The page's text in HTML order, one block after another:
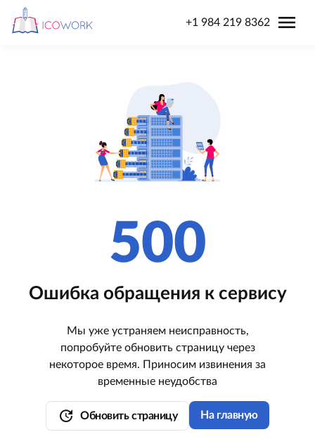
+1 984 219 8362 menu
500
Ошибка обращения к сервису
Мы уже устраняем неисправность,
попробуйте обновить страницу через
некоторое время. Приносим извинения за
временные неудобства
update Обновить страницу На главную